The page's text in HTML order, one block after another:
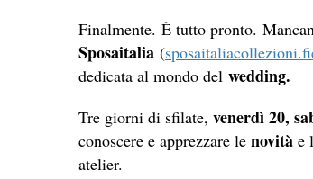
Finalmente. È tutto pronto.
Sposaitalia (
dedicata al mondo del wedding.
Tre giorni di sfilate, venerdì 20,
conoscere e apprezzare le novità e
atelier.